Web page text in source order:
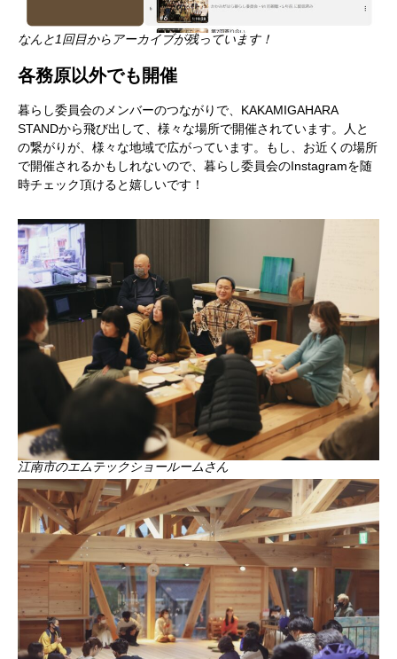
なんと1回目からアーカイブが残っています！
各務原以外でも開催
暮らし委員会のメンバーのつながりで、KAKAMIGAHARA
STANDから飛び出して、様々な場所で開催されています。人と
の繋がりが、様々な地域で広がっています。もし、お近くの場所
で開催されるかもしれないので、暮らし委員会のInstagramを随
時チェック頂けると嬉しいです！
江南市のエムテックショールームさん